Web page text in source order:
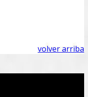
volver arriba